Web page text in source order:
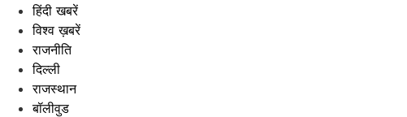
हिंदी खबरें
विश्व ख़बरें
राजनीति
दिल्ली
राजस्थान
बॉलीवुड